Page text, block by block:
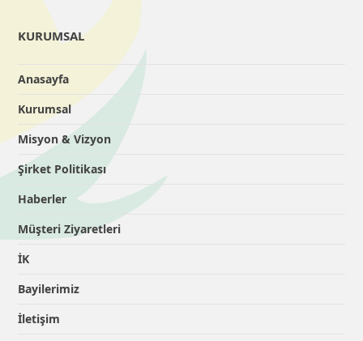
KURUMSAL
Anasayfa
Kurumsal
Misyon & Vizyon
Şirket Politikası
Haberler
Müşteri Ziyaretleri
İK
Bayilerimiz
İletişim